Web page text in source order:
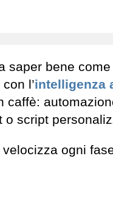
saper bene
l’intelligenza
caffè:
script
ogni